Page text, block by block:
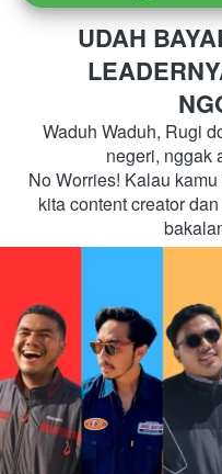
UDAH
Waduh Waduh, Rugi
negeri, nggak
No Worries! Kalau
kita content creator